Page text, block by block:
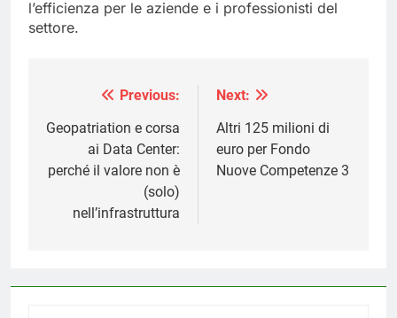
l’efficienza per le aziende e i professionisti del
settore.
Navigazione
articoli
Previous:
Geopatriation e corsa
ai Data Center:
perché il valore non è
(solo)
nell’infrastruttura
Next:
Altri 125 milioni di
euro per Fondo
Nuove Competenze 3